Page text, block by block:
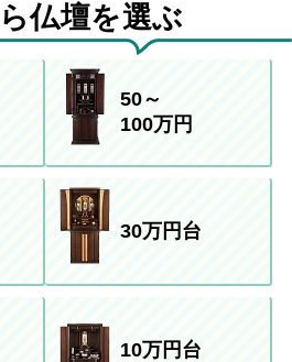
仏壇を選ぶ
50～
100万円
30万円台
10万円台